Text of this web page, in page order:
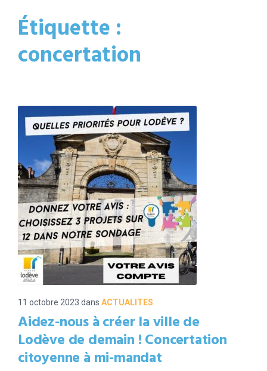
Étiquette :
concertation
11 octobre 2023 dans ACTUALITES
Aidez-nous à créer la ville de
Lodève de demain ! Concertation
citoyenne à mi-mandat